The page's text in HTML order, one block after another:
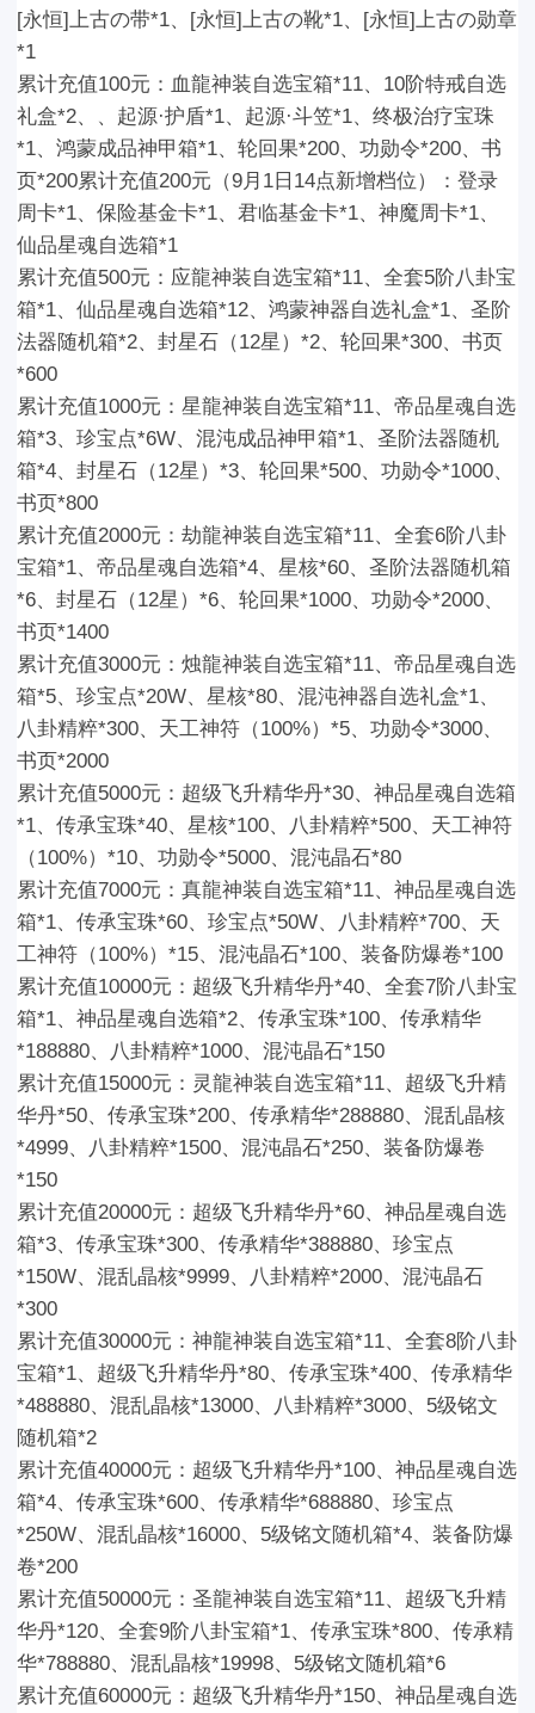
[永恒]上古の带*1、[永恒]上古の靴*1、[永恒]上古の勋章
*1
累计充值100元： 血龍神装自选宝箱*11、10阶特戒自选
礼盒*2、、起源·护盾*1、起源·斗笠*1、终极治疗宝珠
*1、鸿蒙成品神甲箱*1、轮回果*200、功勋令*200、书
页*200累计充值200元（9月1日14点新增档位）：登录
周卡*1、保险基金卡*1、君临基金卡*1、神魔周卡*1、
仙品星魂自选箱*1
累计充值500元： 应龍神装自选宝箱*11、全套5阶八卦宝
箱*1、仙品星魂自选箱*12、鸿蒙神器自选礼盒*1、圣阶
法器随机箱*2、封星石（12星）*2、轮回果*300、书页
*600
累计充值1000元：星龍神装自选宝箱*11、帝品星魂自选
箱*3、珍宝点*6W、混沌成品神甲箱*1、圣阶法器随机
箱*4、封星石（12星）*3、轮回果*500、功勋令*1000、
书页*800
累计充值2000元：劫龍神装自选宝箱*11、全套6阶八卦
宝箱*1、帝品星魂自选箱*4、星核*60、圣阶法器随机箱
*6、封星石（12星）*6、轮回果*1000、功勋令*2000、
书页*1400
累计充值3000元：烛龍神装自选宝箱*11、帝品星魂自选
箱*5、珍宝点*20W、星核*80、混沌神器自选礼盒*1、
八卦精粹*300、天工神符（100%）*5、功勋令*3000、
书页*2000
累计充值5000元： 超级飞升精华丹*30、神品星魂自选箱
*1、传承宝珠*40、星核*100、八卦精粹*500、天工神符
（100%）*10、功勋令*5000、混沌晶石*80
累计充值7000元：真龍神装自选宝箱*11、神品星魂自选
箱*1、传承宝珠*60、珍宝点*50W、八卦精粹*700、天
工神符（100%）*15、混沌晶石*100、装备防爆卷*100
累计充值10000元： 超级飞升精华丹*40、全套7阶八卦宝
箱*1、神品星魂自选箱*2、传承宝珠*100、传承精华
*188880、八卦精粹*1000、混沌晶石*150
累计充值15000元： 灵龍神装自选宝箱*11、超级飞升精
华丹*50、传承宝珠*200、传承精华*288880、混乱晶核
*4999、八卦精粹*1500、混沌晶石*250、装备防爆卷
*150
累计充值20000元： 超级飞升精华丹*60、神品星魂自选
箱*3、传承宝珠*300、传承精华*388880、珍宝点
*150W、混乱晶核*9999、八卦精粹*2000、混沌晶石
*300
累计充值30000元：神龍神装自选宝箱*11、全套8阶八卦
宝箱*1、超级飞升精华丹*80、传承宝珠*400、传承精华
*488880、混乱晶核*13000、八卦精粹*3000、5级铭文
随机箱*2
累计充值40000元： 超级飞升精华丹*100、神品星魂自选
箱*4、传承宝珠*600、传承精华*688880、珍宝点
*250W、混乱晶核*16000、5级铭文随机箱*4、装备防爆
卷*200
累计充值50000元：圣龍神装自选宝箱*11、超级飞升精
华丹*120、全套9阶八卦宝箱*1、传承宝珠*800、传承精
华*788880、混乱晶核*19998、5级铭文随机箱*6
累计充值60000元： 超级飞升精华丹*150、神品星魂自选